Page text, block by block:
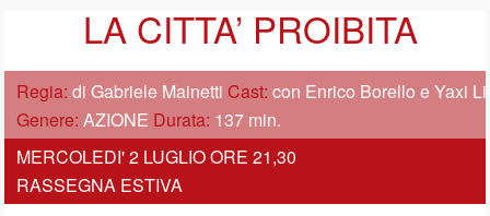
LA CITTA’ PROIBITA
Regia:di Gabriele Mainetti Cast:con Enrico Borello e Yaxi
Genere:AZIONE Durata: 137 min.
MERCOLEDI' 2 LUGLIO ORE 21,30
RASSEGNA ESTIVA